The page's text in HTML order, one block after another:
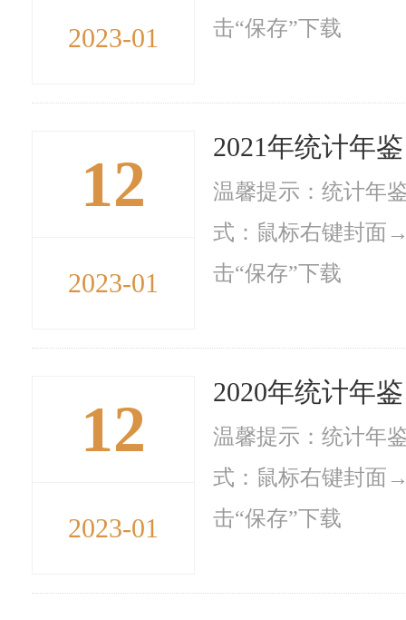
2023-01
击“保存”下载
12
2023-01
2021年统计年鉴
温馨提示：统计年
式：鼠标右键封面
击“保存”下载
12
2023-01
2020年统计年鉴
温馨提示：统计年
式：鼠标右键封面
击“保存”下载